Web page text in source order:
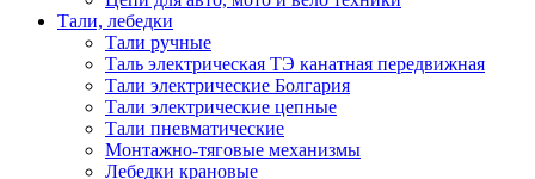
Тали, лебедки
Тали ручные
Таль электрическая ТЭ канатная передвижная
Тали электрические Болгария
Тали электрические цепные
Тали пневматические
Монтажно-тяговые механизмы
Лебедки крановые